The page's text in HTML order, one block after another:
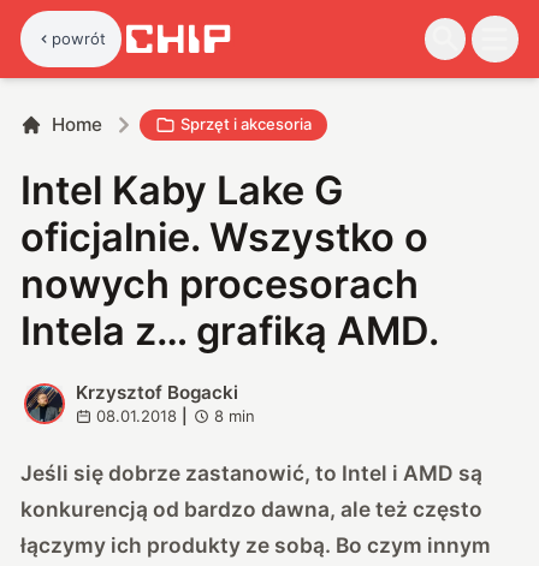
powrót
Home Sprzęt i akcesoria
Intel Kaby Lake G
oficjalnie. Wszystko o
nowych procesorach
Intela z… grafiką AMD.
K
Krzysztof Bogacki
08.01.2018 8 min
Jeśli się dobrze zastanowić, to Intel i AMD są
konkurencją od bardzo dawna, ale też często
łączymy ich produkty ze sobą. Bo czym innym